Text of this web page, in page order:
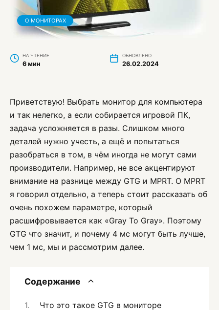
О МОНИТОРАХ
НА ЧТЕНИЕ
6 мин
ОБНОВЛЕНО
26.02.2024
Приветствую! Выбрать монитор для компьютера
и так нелегко, а если собирается игровой ПК,
задача усложняется в разы. Слишком много
деталей нужно учесть, а ещё и попытаться
разобраться в том, в чём иногда не могут сами
производители. Например, не все акцентируют
внимание на разнице между GTG и MPRT. О MPRT
я говорил отдельно, а теперь стоит рассказать об
очень похожем параметре, который
расшифровывается как «Gray To Gray». Поэтому
GTG что значит, и почему 4 мс могут быть лучше,
чем 1 мс, мы и рассмотрим далее.
Содержание
Что это такое GTG в мониторе